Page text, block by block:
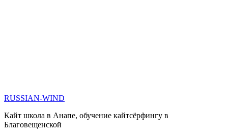
RUSSIAN-WIND
Кайт школа в Анапе, обучение кайтсёрфингу в
Благовещенской